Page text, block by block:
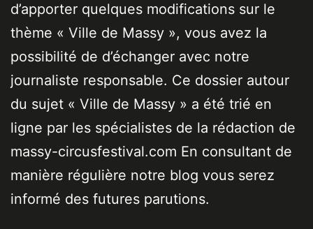
d’apporter quelques modifications sur le
thème « Ville de Massy », vous avez la
possibilité de d’échanger avec notre
journaliste responsable. Ce dossier autour
du sujet « Ville de Massy » a été trié en
ligne par les spécialistes de la rédaction de
massy-circusfestival.com En consultant de
manière régulière notre blog vous serez
informé des futures parutions.